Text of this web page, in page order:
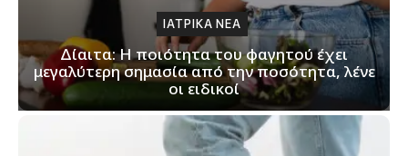
ΙΑΤΡΙΚΑ ΝΕΑ
Δίαιτα: Η ποιότητα του φαγητού έχει
μεγαλύτερη σημασία από την ποσότητα, λένε
οι ειδικοί